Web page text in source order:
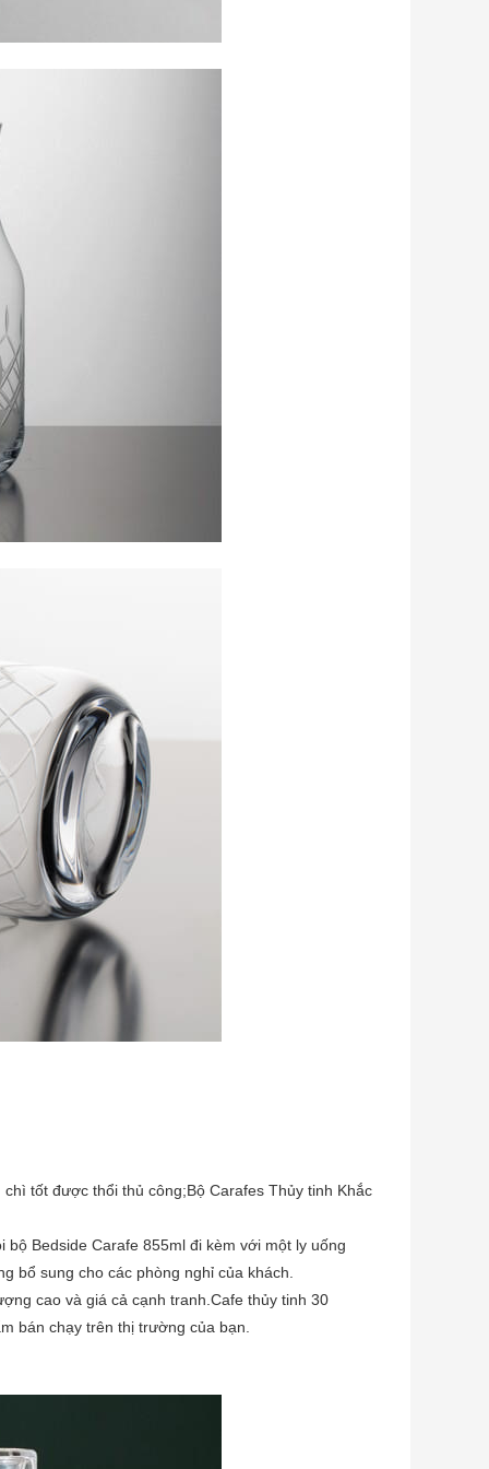
tốt được thổi thủ công;Bộ Carafes Thủy tinh Khắc
Bedside Carafe 855ml đi kèm với một ly uống
bổ sung cho các phòng nghỉ của khách.
cao và giá cả cạnh tranh.Cafe thủy tinh 30
bán chạy trên thị trường của bạn.